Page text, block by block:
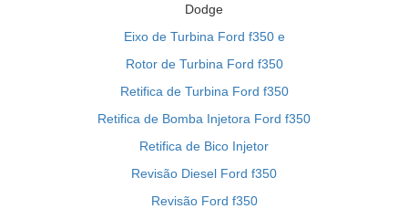
Dodge
Eixo de Turbina Ford f350 e
Rotor de Turbina Ford f350
Retifica de Turbina Ford f350
Retifica de Bomba Injetora Ford f350
Retifica de Bico Injetor
Revisão Diesel Ford f350
Revisão Ford f350